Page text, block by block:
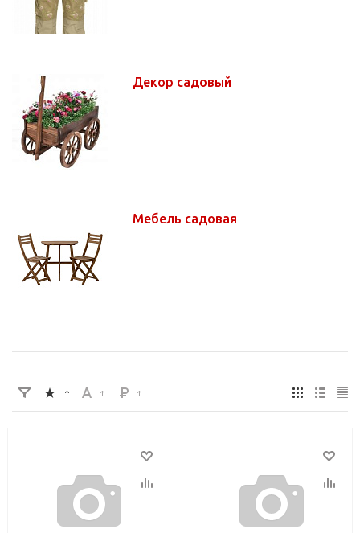
Декор садовый
Мебель садовая